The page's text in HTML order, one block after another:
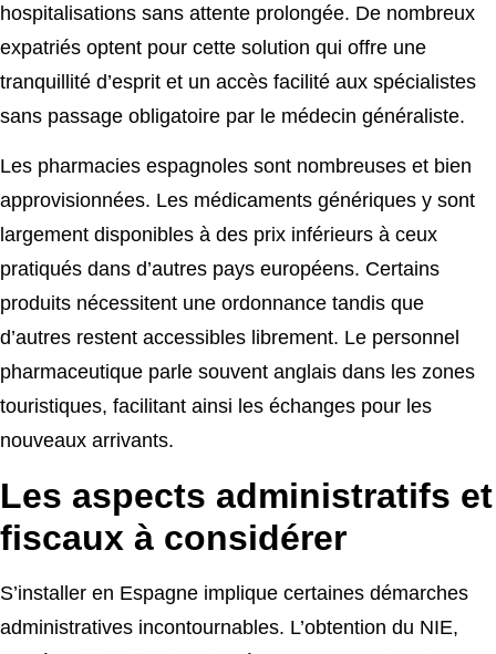
hospitalisations sans attente prolongée. De nombreux
expatriés optent pour cette solution qui offre une
tranquillité d’esprit et un accès facilité aux spécialistes
sans passage obligatoire par le médecin généraliste.
Les pharmacies espagnoles sont nombreuses et bien
approvisionnées. Les médicaments génériques y sont
largement disponibles à des prix inférieurs à ceux
pratiqués dans d’autres pays européens. Certains
produits nécessitent une ordonnance tandis que
d’autres restent accessibles librement. Le personnel
pharmaceutique parle souvent anglais dans les zones
touristiques, facilitant ainsi les échanges pour les
nouveaux arrivants.
Les aspects administratifs et
fiscaux à considérer
S’installer en Espagne implique certaines démarches
administratives incontournables. L’obtention du NIE,